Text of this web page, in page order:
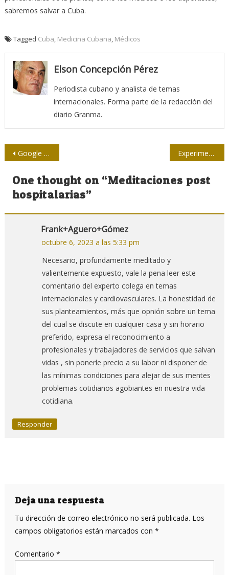
sabremos salvar a Cuba.
Tagged Cuba Medicina Cubana Médicos
Elson Concepción Pérez
Periodista cubano y analista de temas
internacionales. Forma parte de la redacción del
diario Granma.
Navegación
de
entradas
Google se enfrenta a un juicio histórico Experimento de prensa en radio y televisión
One thought on “Meditaciones post
hospitalarias”
Frank+Aguero+Gómez
octubre 6, 2023 a las 5:33 pm
Necesario, profundamente meditado y
valientemente expuesto, vale la pena leer este
comentario del experto colega en temas
internacionales y cardiovasculares. La honestidad de
sus planteamientos, más que opnión sobre un tema
del cual se discute en cualquier casa y sin horario
preferido, expresa el reconocimiento a
profesionales y trabajadores de servicios que salvan
vidas , sin ponerle precio a su labor ni disponer de
las mínimas condiciones para alejar de sus mentes
problemas cotidianos agobiantes en nuestra vida
cotidiana.
Responder
Deja una respuesta
Tu dirección de correo electrónico no será publicada. Los
campos obligatorios están marcados con *
Comentario *